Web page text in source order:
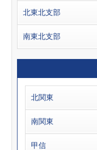
北東北支部
南東北支部
北関東
南関東
甲信